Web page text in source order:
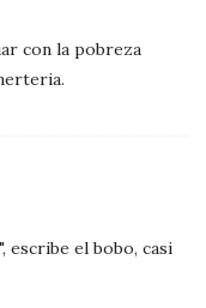
con la pobreza
escribe el bobo, casi